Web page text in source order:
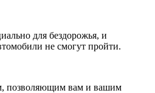
для бездорожья, и
не смогут пройти.
позволяющим вам и вашим